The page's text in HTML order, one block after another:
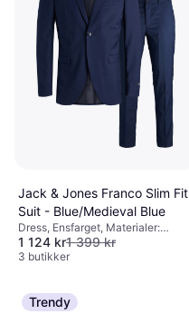
Jack & Jones Franco Slim Fit
Suit - Blue/Medieval Blue
Dress, Ensfarget, Materialer:
Elastan / Lycra / Spandex, Viskose,
Polyester, Lommer
1 124 kr1 399 kr
3 butikker
Trendy